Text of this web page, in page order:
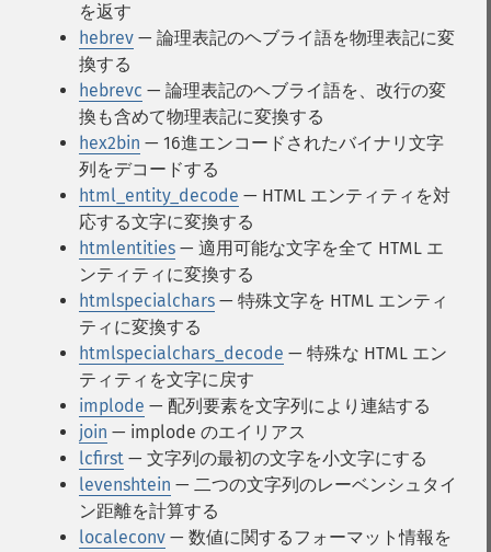
を返す
hebrev — 論理表記のヘブライ語を物理表記に変
換する
hebrevc — 論理表記のヘブライ語を、改行の変
換も含めて物理表記に変換する
hex2bin — 16進エンコードされたバイナリ文字
列をデコードする
html_entity_decode — HTML エンティティを対
応する文字に変換する
htmlentities — 適用可能な文字を全て HTML エ
ンティティに変換する
htmlspecialchars — 特殊文字を HTML エンティ
ティに変換する
htmlspecialchars_decode — 特殊な HTML エン
ティティを文字に戻す
implode — 配列要素を文字列により連結する
join — implode のエイリアス
lcfirst — 文字列の最初の文字を小文字にする
levenshtein — 二つの文字列のレーベンシュタイ
ン距離を計算する
localeconv — 数値に関するフォーマット情報を